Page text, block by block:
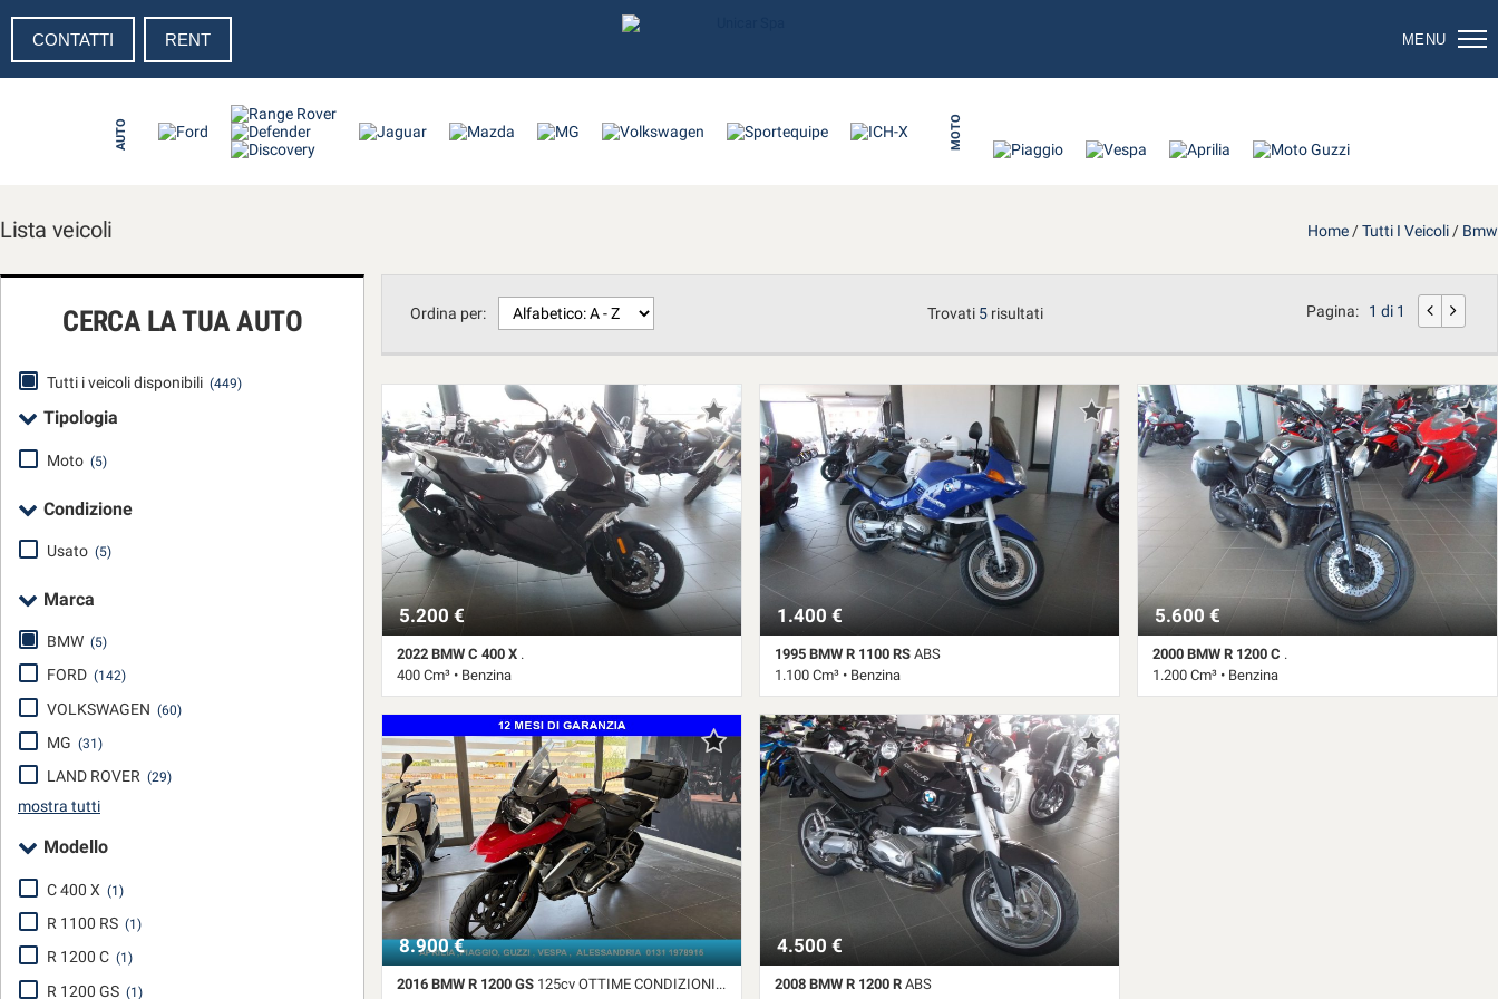
CONTATTI RENT MENU
AUTO MOTO
Lista veicoli Home /Tutti I Veicoli / Bmw
CERCA LA TUA AUTO
Tutti i veicoli disponibili (449)
Tipologia
Moto (5)
Condizione
Usato (5)
Marca
BMW (5)
FORD (142)
VOLKSWAGEN (60)
MG (31)
LAND ROVER (29)
mostra tutti
Modello
C 400 X (1)
R 1100 RS (1)
R 1200 C (1)
R 1200 GS (1)
Ordina per: Trovati 5risultati Pagina: 1 di 1
5.200 €
2022 BMW C 400 X .
400 Cm³ • Benzina
13.878 Km • Cambio Automatico • Nero metallizzato
1.400 €
1995 BMW R 1100 RS ABS
1.100 Cm³ • Benzina
97.131 Km • Cambio Manuale • Blu pastello
5.600 €
2000 BMW R 1200 C .
1.200 Cm³ • Benzina
8.900 €
2016 BMW R 1200 GS 125cv OTTIME CONDIZIONI, 12 MESI DI GARANZIA
4.500 €
2008 BMW R 1200 R ABS
Le
tue
preferenze
pannello
ti
esprimere
preferenze
di
consenso
tecnologie
tracciamento
adottiamo
offrire
funzionalità
e
svolgere
attività
di
seguito
descritte.
Per
ottenere
informazioni
sull'utilità
e
sul